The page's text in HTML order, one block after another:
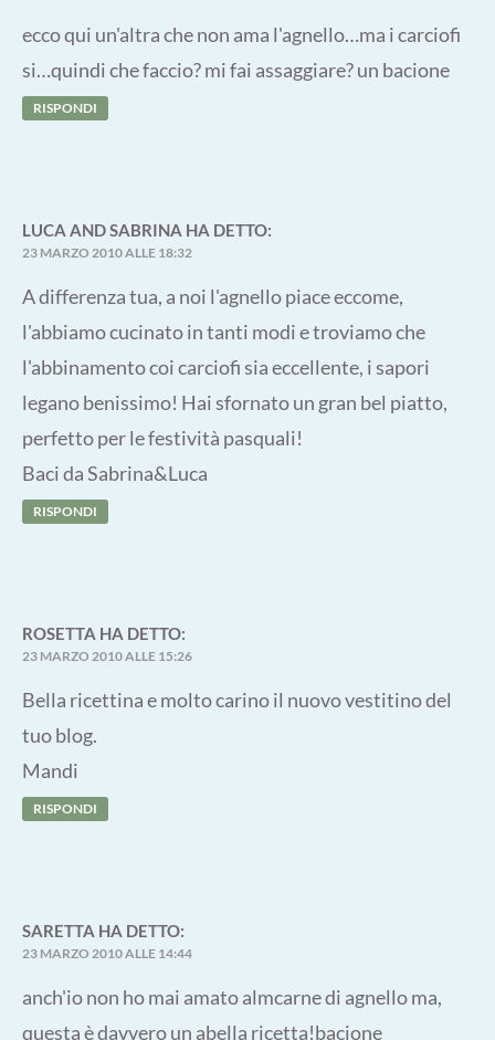
ecco qui un'altra che non ama l'agnello…ma i carciofi
si…quindi che faccio? mi fai assaggiare? un bacione
RISPONDI
LUCA AND SABRINA HA DETTO:
23 MARZO 2010 ALLE 18:32
A differenza tua, a noi l'agnello piace eccome,
l'abbiamo cucinato in tanti modi e troviamo che
l'abbinamento coi carciofi sia eccellente, i sapori
legano benissimo! Hai sfornato un gran bel piatto,
perfetto per le festività pasquali!
Baci da Sabrina&Luca
RISPONDI
ROSETTA HA DETTO:
23 MARZO 2010 ALLE 15:26
Bella ricettina e molto carino il nuovo vestitino del
tuo blog.
Mandi
RISPONDI
SARETTA HA DETTO:
23 MARZO 2010 ALLE 14:44
anch'io non ho mai amato almcarne di agnello ma,
questa è davvero un abella ricetta!bacione